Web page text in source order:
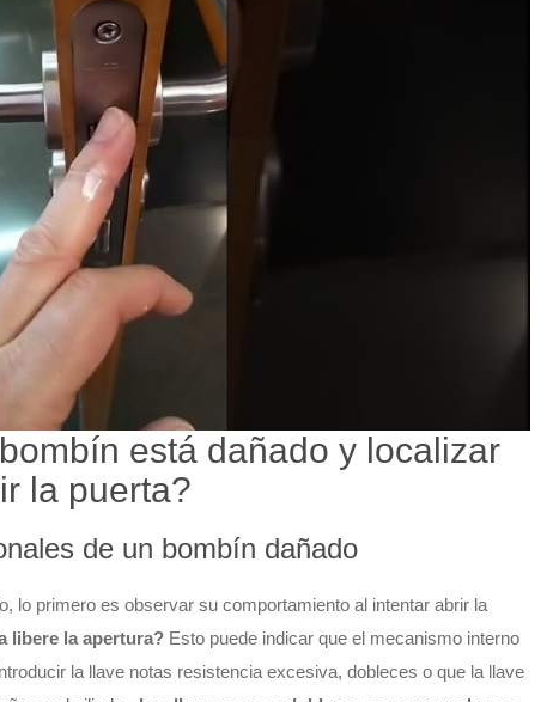
está dañado y localizar
la puerta?
de un bombín dañado
lo primero es observar su comportamiento al intentar abrir la
libere la apertura? Esto puede indicar que el mecanismo interno
la llave notas resistencia excesiva, dobleces o que la llave